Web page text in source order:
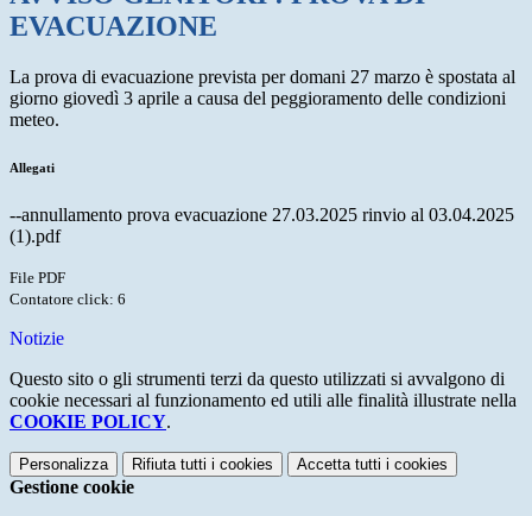
EVACUAZIONE
La prova di evacuazione prevista per domani 27 marzo è spostata al
giorno giovedì 3 aprile a causa del peggioramento delle condizioni
meteo.
Allegati
--annullamento prova evacuazione 27.03.2025 rinvio al 03.04.2025
(1).pdf
File PDF
Contatore click: 6
Notizie
Questo sito o gli strumenti terzi da questo utilizzati si avvalgono di
cookie necessari al funzionamento ed utili alle finalità illustrate nella
COOKIE POLICY.
Personalizza Rifiuta tutti i cookies Accetta tutti i cookies
Gestione cookie